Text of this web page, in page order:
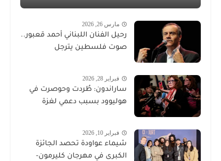
مارس 26, 2026
رحيل الفنان اللبناني أحمد قعبور..
صوت فلسطين يترجل
فبراير 28, 2026
ساراندون: طُردت وحوصرت في
هوليوود بسبب دعمي لغزة
فبراير 10, 2026
شيماء عواودة تحصد الجائزة
الكبرى في مهرجان كليرمون-